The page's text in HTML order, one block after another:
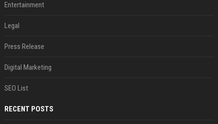
Entertainment
Legal
Press Release
Digital Marketing
SEO List
RECENT POSTS